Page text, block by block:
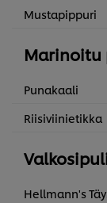
Mustapippuri
Marinoitu
Punakaali
Riisiviinietikka
Hellmann's